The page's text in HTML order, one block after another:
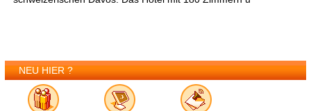
NEU HIER ?